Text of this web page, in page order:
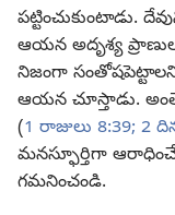
పట్టించుకుంటాడు.
ఆయన అదృశ్య
నిజంగా
ఆయన చూస్తాడు.
(1 రాజులు 8:39; 2
మనస్ఫూర్తిగా
గమనించండి.